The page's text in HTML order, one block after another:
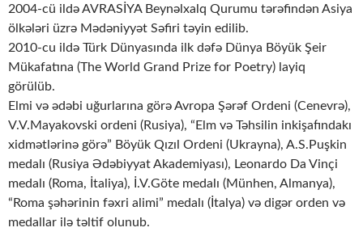
2004-cü ildə AVRASİYA Beynəlxalq Qurumu tərəfindən Asiya
ölkələri üzrə Mədəniyyət Səfiri təyin edilib.
2010-cu ildə Türk Dünyasında ilk dəfə Dünya Böyük Şeir
Mükafatına (The World Grand Prize for Poetry) layiq
görülüb.
Elmi və ədəbi uğurlarına görə Avropa Şərəf Ordeni (Cenevrə),
V.V.Mayakovski ordeni (Rusiya), “Elm və Təhsilin inkişafındakı
xidmətlərinə görə” Böyük Qızıl Ordeni (Ukrayna), A.S.Puşkin
medalı (Rusiya Ədəbiyyat Akademiyası), Leonardo Da Vinçi
medalı (Roma, İtaliya), İ.V.Göte medalı (Münhen, Almanya),
“Roma şəhərinin fəxri alimi” medalı (İtalya) və digər orden və
medallar ilə təltif olunub.